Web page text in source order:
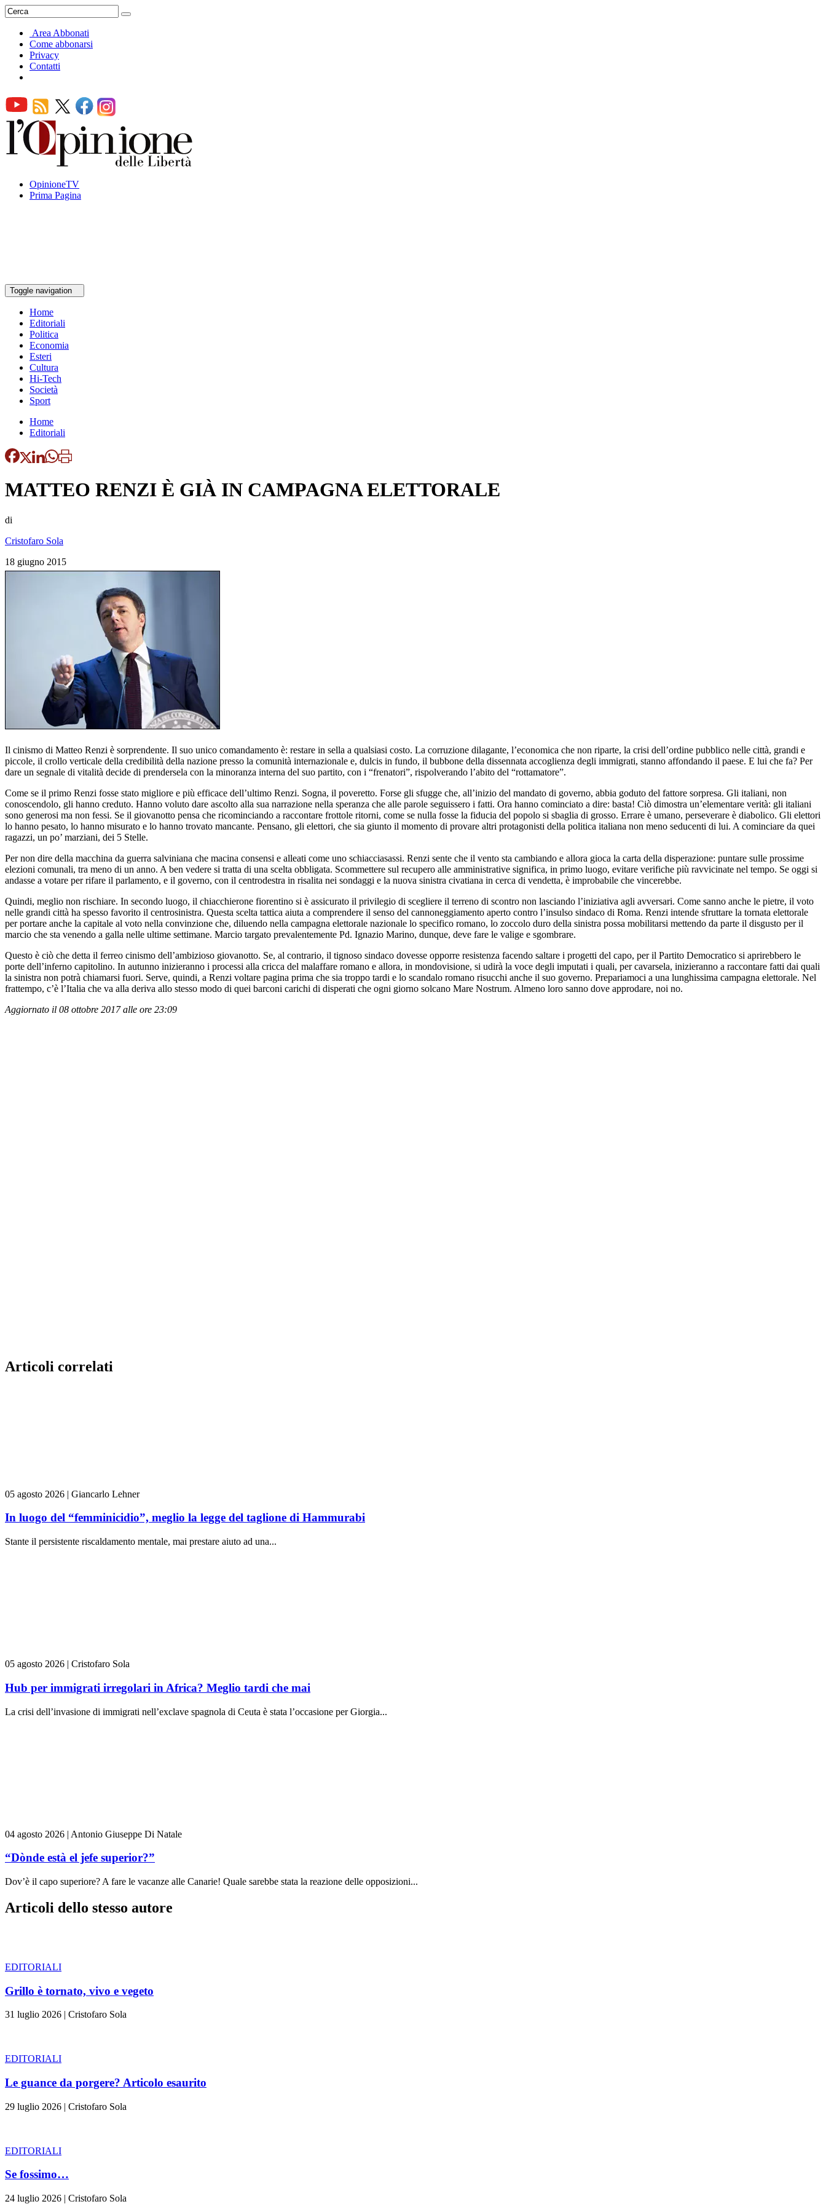
Area Abbonati
Come abbonarsi
Privacy
Contatti
OpinioneTV
Prima Pagina
Toggle navigation
Home
Editoriali
Politica
Economia
Esteri
Cultura
Hi-Tech
Società
Sport
Home
Editoriali
MATTEO RENZI È GIÀ IN CAMPAGNA ELETTORALE
di
Cristofaro Sola
18 giugno 2015
Il cinismo di Matteo Renzi è sorprendente. Il suo unico comandamento è: restare in sella a qualsiasi costo. La corruzione dilagante, l’economica che non riparte, la crisi dell’ordine pubblico nelle città, grandi e
piccole, il crollo verticale della credibilità della nazione presso la comunità internazionale e, dulcis in fundo, il bubbone della dissennata accoglienza degli immigrati, stanno affondando il paese. E lui che fa? Per
dare un segnale di vitalità decide di prendersela con la minoranza interna del suo partito, con i “frenatori”, rispolverando l’abito del “rottamatore”.
Come se il primo Renzi fosse stato migliore e più efficace dell’ultimo Renzi. Sogna, il poveretto. Forse gli sfugge che, all’inizio del mandato di governo, abbia goduto del fattore sorpresa. Gli italiani, non
conoscendolo, gli hanno creduto. Hanno voluto dare ascolto alla sua narrazione nella speranza che alle parole seguissero i fatti. Ora hanno cominciato a dire: basta! Ciò dimostra un’elementare verità: gli italiani
sono generosi ma non fessi. Se il giovanotto pensa che ricominciando a raccontare frottole ritorni, come se nulla fosse la fiducia del popolo si sbaglia di grosso. Errare è umano, perseverare è diabolico. Gli elettori
lo hanno pesato, lo hanno misurato e lo hanno trovato mancante. Pensano, gli elettori, che sia giunto il momento di provare altri protagonisti della politica italiana non meno seducenti di lui. A cominciare da quei
ragazzi, un po’ marziani, dei 5 Stelle.
Per non dire della macchina da guerra salviniana che macina consensi e alleati come uno schiacciasassi. Renzi sente che il vento sta cambiando e allora gioca la carta della disperazione: puntare sulle prossime
elezioni comunali, tra meno di un anno. A ben vedere si tratta di una scelta obbligata. Scommettere sul recupero alle amministrative significa, in primo luogo, evitare verifiche più ravvicinate nel tempo. Se oggi si
andasse a votare per rifare il parlamento, e il governo, con il centrodestra in risalita nei sondaggi e la nuova sinistra civatiana in cerca di vendetta, è improbabile che vincerebbe.
Quindi, meglio non rischiare. In secondo luogo, il chiacchierone fiorentino si è assicurato il privilegio di scegliere il terreno di scontro non lasciando l’iniziativa agli avversari. Come sanno anche le pietre, il voto
nelle grandi città ha spesso favorito il centrosinistra. Questa scelta tattica aiuta a comprendere il senso del cannoneggiamento aperto contro l’insulso sindaco di Roma. Renzi intende sfruttare la tornata elettorale
per portare anche la capitale al voto nella convinzione che, diluendo nella campagna elettorale nazionale lo specifico romano, lo zoccolo duro della sinistra possa mobilitarsi mettendo da parte il disgusto per il
marcio che sta venendo a galla nelle ultime settimane. Marcio targato prevalentemente Pd. Ignazio Marino, dunque, deve fare le valige e sgombrare.
Questo è ciò che detta il ferreo cinismo dell’ambizioso giovanotto. Se, al contrario, il tignoso sindaco dovesse opporre resistenza facendo saltare i progetti del capo, per il Partito Democratico si aprirebbero le
porte dell’inferno capitolino. In autunno inizieranno i processi alla cricca del malaffare romano e allora, in mondovisione, si udirà la voce degli imputati i quali, per cavarsela, inizieranno a raccontare fatti dai quali
la sinistra non potrà chiamarsi fuori. Serve, quindi, a Renzi voltare pagina prima che sia troppo tardi e lo scandalo romano risucchi anche il suo governo. Prepariamoci a una lunghissima campagna elettorale. Nel
frattempo, c’è l’Italia che va alla deriva allo stesso modo di quei barconi carichi di disperati che ogni giorno solcano Mare Nostrum. Almeno loro sanno dove approdare, noi no.
Aggiornato il 08 ottobre 2017 alle ore 23:09
Articoli correlati
05 agosto 2026 | Giancarlo Lehner
In luogo del “femminicidio”, meglio la legge del taglione di Hammurabi
Stante il persistente riscaldamento mentale, mai prestare aiuto ad una...
05 agosto 2026 | Cristofaro Sola
Hub per immigrati irregolari in Africa? Meglio tardi che mai
La crisi dell’invasione di immigrati nell’exclave spagnola di Ceuta è stata l’occasione per Giorgia...
04 agosto 2026 | Antonio Giuseppe Di Natale
“Dònde està el jefe superior?”
Dov’è il capo superiore? A fare le vacanze alle Canarie! Quale sarebbe stata la reazione delle opposizioni...
Articoli dello stesso autore
EDITORIALI
Grillo è tornato, vivo e vegeto
31 luglio 2026 | Cristofaro Sola
EDITORIALI
Le guance da porgere? Articolo esaurito
29 luglio 2026 | Cristofaro Sola
EDITORIALI
Se fossimo…
24 luglio 2026 | Cristofaro Sola